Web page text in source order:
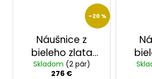
–20 %
Náušnice z
bieleho zlata
23223/BX
Skladom (2 pár)
276 €